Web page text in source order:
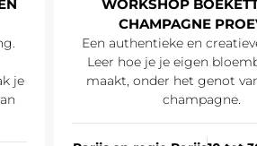
je
WORKSHOP
CHAMPAGNE
Een authentieke en
Leer hoe je je eigen
maakt, onder het genot
champagne.